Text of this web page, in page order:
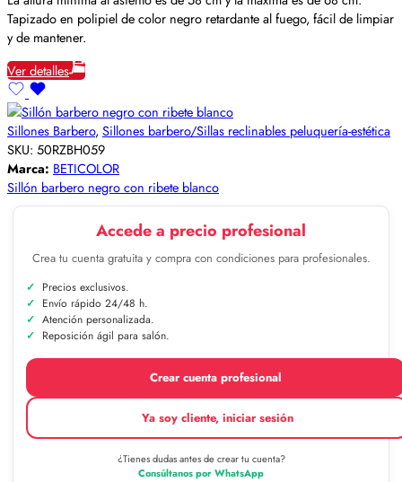
Tapizado en polipiel de color negro retardante al fuego, fácil de limpiar
y de mantener.
Ver detalles
Sillones Barbero, Sillones barbero/Sillas reclinables peluquería-estética
SKU: 50RZBH059
Marca: BETICOLOR
Sillón barbero negro con ribete blanco
Accede a precio profesional
Crea tu cuenta gratuita y compra con condiciones para profesionales.
Precios exclusivos.
Envío rápido 24/48 h.
Atención personalizada.
Reposición ágil para salón.
Crear cuenta profesional
Ya soy cliente, iniciar sesión
¿Tienes dudas antes de crear tu cuenta?
Consúltanos por WhatsApp